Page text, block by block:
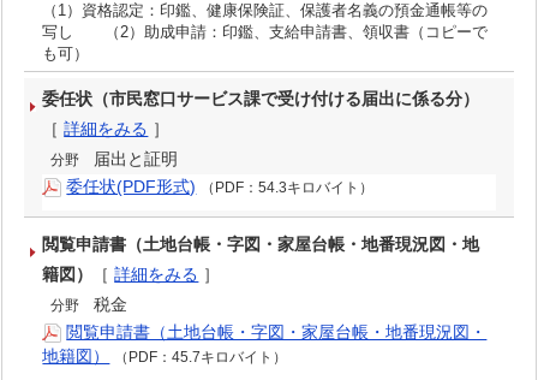
（1）資格認定：印鑑、健康保険証、保護者名義の預金通帳等の
写し （2）助成申請：印鑑、支給申請書、領収書（コピーで
も可）
委任状（市民窓口サービス課で受け付ける届出に係る分）
［詳細をみる ］
分野
届出と証明
委任状(PDF形式)
（PDF：54.3キロバイト）
閲覧申請書（土地台帳・字図・家屋台帳・地番現況図・地
籍図）
［詳細をみる ］
分野
税金
閲覧申請書（土地台帳・字図・家屋台帳・地番現況図・
地籍図）
（PDF：45.7キロバイト）